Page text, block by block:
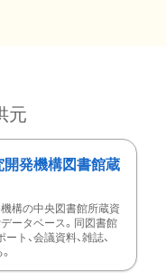
元
開発機構図書館蔵
構の中央図書館所蔵資
ータベース。同図書館
ト、会議資料、雑誌、